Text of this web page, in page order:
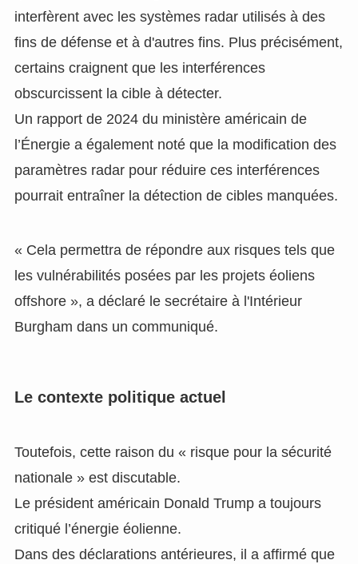
interfèrent avec les systèmes radar utilisés à des
fins de défense et à d'autres fins. Plus précisément,
certains craignent que les interférences
obscurcissent la cible à détecter.
Un rapport de 2024 du ministère américain de
l’Énergie a également noté que la modification des
paramètres radar pour réduire ces interférences
pourrait entraîner la détection de cibles manquées.
« Cela permettra de répondre aux risques tels que
les vulnérabilités posées par les projets éoliens
offshore », a déclaré le secrétaire à l'Intérieur
Burgham dans un communiqué.
Le contexte politique actuel
Toutefois, cette raison du « risque pour la sécurité
nationale » est discutable.
Le président américain Donald Trump a toujours
critiqué l’énergie éolienne.
Dans des déclarations antérieures, il a affirmé que